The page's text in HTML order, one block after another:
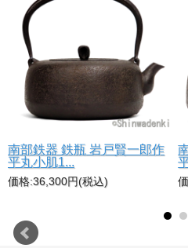
ています。
南部鉄器 鉄瓶 岩戸賢一郎作
平丸小肌1...
価格:36,300円(税込)